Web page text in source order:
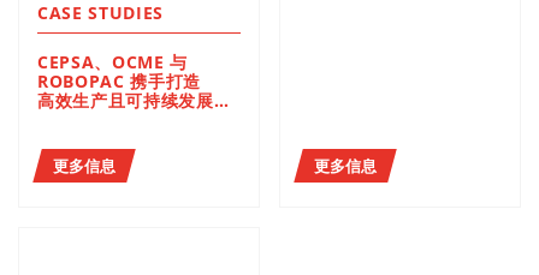
CASE STUDIES
CEPSA、OCME 与
ROBOPAC 携手打造
高效生产且可持续发展的
更多信息 更多信息